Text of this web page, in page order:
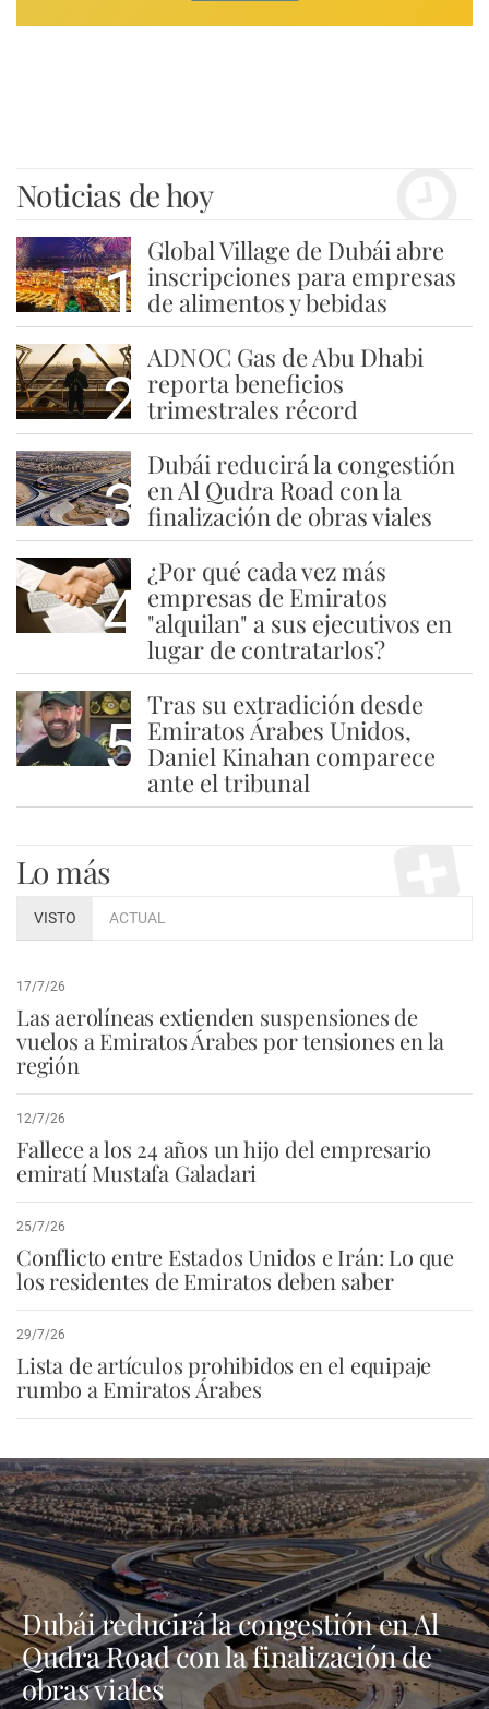
Noticias de hoy
1
Global Village de Dubái abre
inscripciones para empresas
de alimentos y bebidas
2
ADNOC Gas de Abu Dhabi
reporta beneficios
trimestrales récord
3
Dubái reducirá la congestión
en Al Qudra Road con la
finalización de obras viales
4
¿Por qué cada vez más
empresas de Emiratos
"alquilan" a sus ejecutivos en
lugar de contratarlos?
5
Tras su extradición desde
Emiratos Árabes Unidos,
Daniel Kinahan comparece
ante el tribunal
Lo más
VISTO ACTUAL
17/7/26
Las aerolíneas extienden suspensiones de
vuelos a Emiratos Árabes por tensiones en la
región
12/7/26
Fallece a los 24 años un hijo del empresario
emiratí Mustafa Galadari
25/7/26
Conflicto entre Estados Unidos e Irán: Lo que
los residentes de Emiratos deben saber
29/7/26
Lista de artículos prohibidos en el equipaje
rumbo a Emiratos Árabes
Dubái reducirá la congestión en Al
Qudra Road con la finalización de
obras viales